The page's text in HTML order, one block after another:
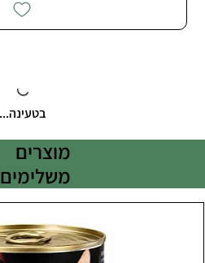
בטעינה...
מוצרים
משלימים